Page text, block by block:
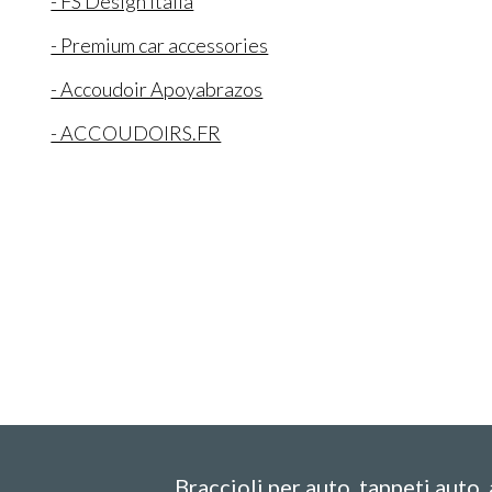
- Premium car accessories
- Accoudoir Apoyabrazos
- ACCOUDOIRS.FR